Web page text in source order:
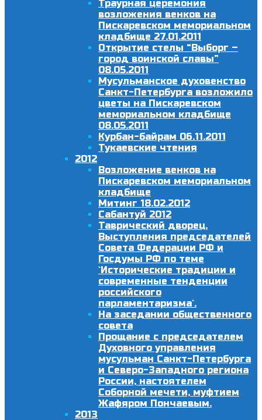
Траурная церемония
возложения венков на
Пискаревском мемориальном
кладбище 27.01.2011
Открытие стелы “Выборг –
город воинской славы”
08.05.2011
Мусульманское духовенство
Санкт-Петербурга возложило
цветы на Пискаревском
мемориальном кладбище
08.05.2011
Курбан-байрам 06.11.2011
Тукаевские чтения
2012
Возложение венков на
Пискаревском мемориальном
кладбище
Митинг 18.02.2012
Сабантуй 2012
Таврический дворец.
Выступления председателей
Совета Федерации РФ и
Госдумы РФ по теме
`Исторические традиции и
современные тенденции
российского
парламентаризма`.
На заседании общественного
совета
Прощание с председателем
Духовного управления
мусульман Санкт-Петербурга
и Северо-Западного региона
России, настоятелем
Соборной мечети, муфтием
Жафяром Пончаевым.
2013